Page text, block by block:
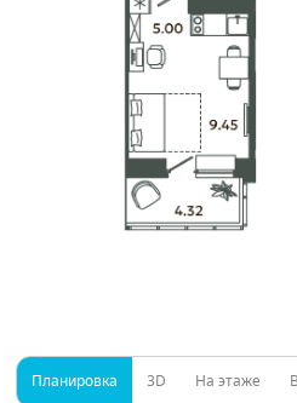
Планировка 3D На этаже